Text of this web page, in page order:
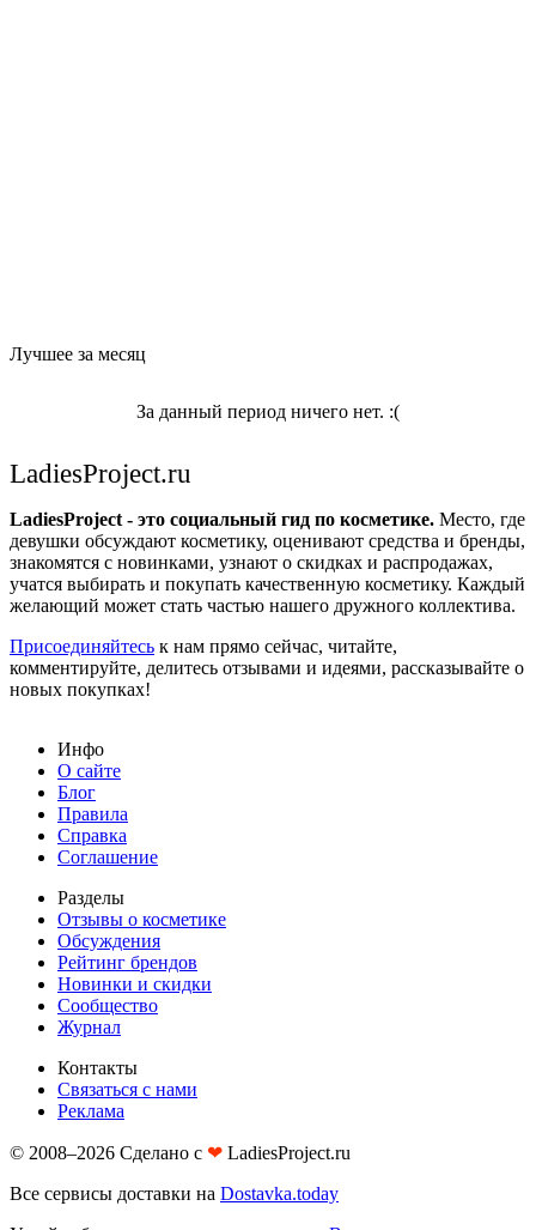
Лучшее за месяц
За данный период ничего нет. :(
LadiesProject.ru
LadiesProject - это социальный гид по косметике. Место, где
девушки обсуждают косметику, оценивают средства и бренды,
знакомятся с новинками, узнают о скидках и распродажах,
учатся выбирать и покупать качественную косметику. Каждый
желающий может стать частью нашего дружного коллектива.
Присоединяйтесь к нам прямо сейчас, читайте,
комментируйте, делитесь отзывами и идеями, рассказывайте о
новых покупках!
Инфо
О сайте
Блог
Правила
Справка
Соглашение
Разделы
Отзывы о косметике
Обсуждения
Рейтинг брендов
Новинки и скидки
Сообщество
Журнал
Контакты
Связаться с нами
Реклама
© 2008–2026 Сделано с ❤︎ LadiesProject.ru
Все сервисы доставки на Dostavka.today